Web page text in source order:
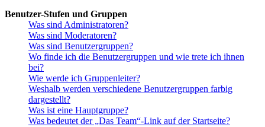
Benutzer-Stufen und Gruppen
Was sind Administratoren?
Was sind Moderatoren?
Was sind Benutzergruppen?
Wo finde ich die Benutzergruppen und wie trete ich ihnen
bei?
Wie werde ich Gruppenleiter?
Weshalb werden verschiedene Benutzergruppen farbig
dargestellt?
Was ist eine Hauptgruppe?
Was bedeutet der „Das Team“-Link auf der Startseite?